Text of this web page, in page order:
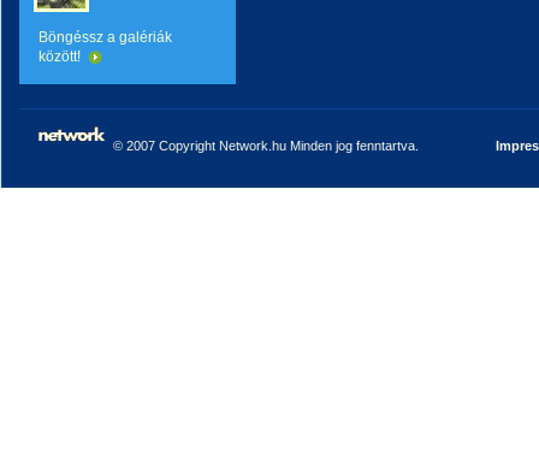
Böngéssz a galériák
között!
© 2007 Copyright Network.hu Minden jog fenntartva.